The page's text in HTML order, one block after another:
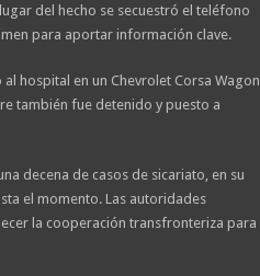
del hecho se secuestró el teléfono
para aportar información clave.
hospital en un Chevrolet Corsa Wagon
también fue detenido y puesto a
decena de casos de sicariato, en su
el momento. Las autoridades
la cooperación transfronteriza para